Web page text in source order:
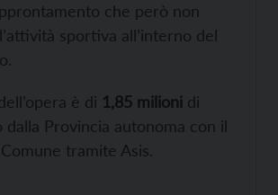
che però non
sportiva all’interno del
è di 1,85 milioni di
dalla Provincia autonoma con il
tramite Asis.